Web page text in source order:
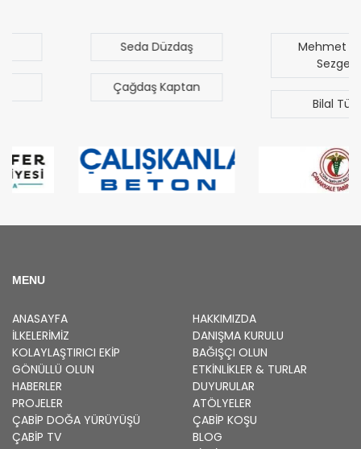
Seda Düzdaş
Çağdaş Kaptan
Mehmet Mert
MENU
ANASAYFA
HAKKIMIZDA
İLKELERIMIZ
DANIŞMA KURULU
KOLAYLAŞTIRICI EKIP
BAĞIŞÇI OLUN
GÖNÜLLÜ OLUN
ETKINLIKLER & TURLAR
HABERLER
DUYURULAR
PROJELER
ATÖLYELER
ÇABİP DOĞA YÜRÜYÜŞÜ ÇABİP KOŞU
ÇABİP TV
BLOG